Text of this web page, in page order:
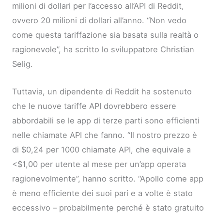
milioni di dollari per l’accesso all’API di Reddit,
ovvero 20 milioni di dollari all’anno. “Non vedo
come questa tariffazione sia basata sulla realtà o
ragionevole”, ha scritto lo sviluppatore Christian
Selig.
Tuttavia, un dipendente di Reddit ha sostenuto
che le nuove tariffe API dovrebbero essere
abbordabili se le app di terze parti sono efficienti
nelle chiamate API che fanno. “Il nostro prezzo è
di $0,24 per 1000 chiamate API, che equivale a
<$1,00 per utente al mese per un’app operata
ragionevolmente”, hanno scritto. “Apollo come app
è meno efficiente dei suoi pari e a volte è stato
eccessivo – probabilmente perché è stato gratuito